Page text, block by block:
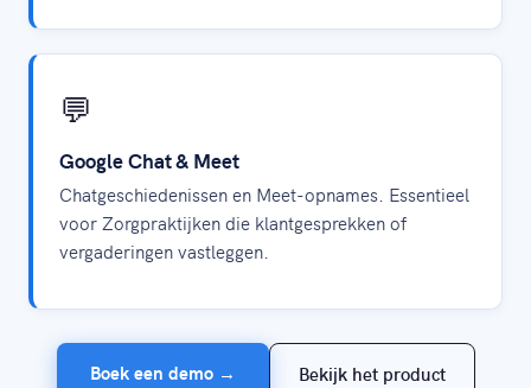
💬
Google Chat & Meet
Chatgeschiedenissen en Meet-opnames. Essentieel
voor Zorgpraktijken die klantgesprekken of
vergaderingen vastleggen.
Boek een demo → Bekijk het product